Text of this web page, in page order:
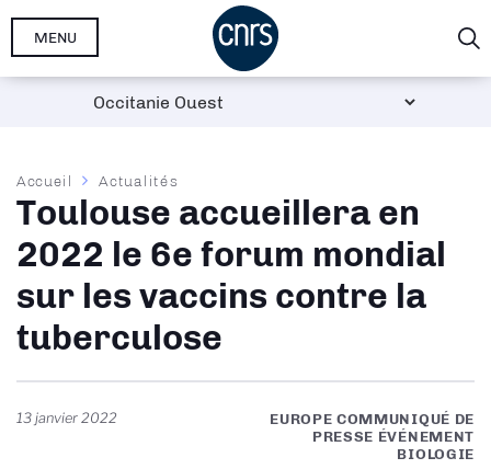
Aller
MENU
Fil
d'Ariane
Accueil Actualités
Toulouse accueillera en
2022 le 6e forum mondial
sur les vaccins contre la
tuberculose
13 janvier 2022
EUROPE COMMUNIQUÉ DE
PRESSE ÉVÉNEMENT
BIOLOGIE